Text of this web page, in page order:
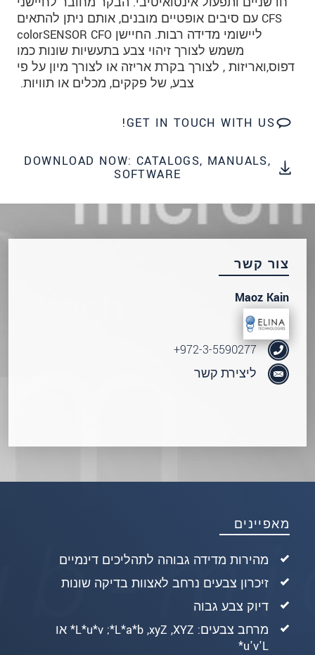
CFS עם סיבים אופטיים מובנים, אותם ניתן להתאים
ליישומי מדידה רבות. החיישן colorSENSOR CFO
משמש לצורך זיהוי צבע בתעשיות שונות כמו
דפוס,ואריזות , לצורך בקרת אריזה או לצורך מיון על פי
צבע, של פקקים, מכלים או תוויות.
GET IN TOUCH WITH US!
DOWNLOAD NOW: CATALOGS, MANUALS,
SOFTWARE
מאפיינים
מהירות מדידה גבוהה לתהליכים דינמיים
זיכרון צבעים נרחב לאצוות בדיקה שונות
דיוק צבע גבוה
מרחב צבעים: XYZ,‏ xyZ,‏ ‎L*a*b*‏;‏ ‎L*u*v* או
u'v'L*
צור קשר
Maoz Kain
972-3-5590277+
ליצירת קשר
Message
*
אנו מתייחסים למידע בחסיון רב. אנא קרא את